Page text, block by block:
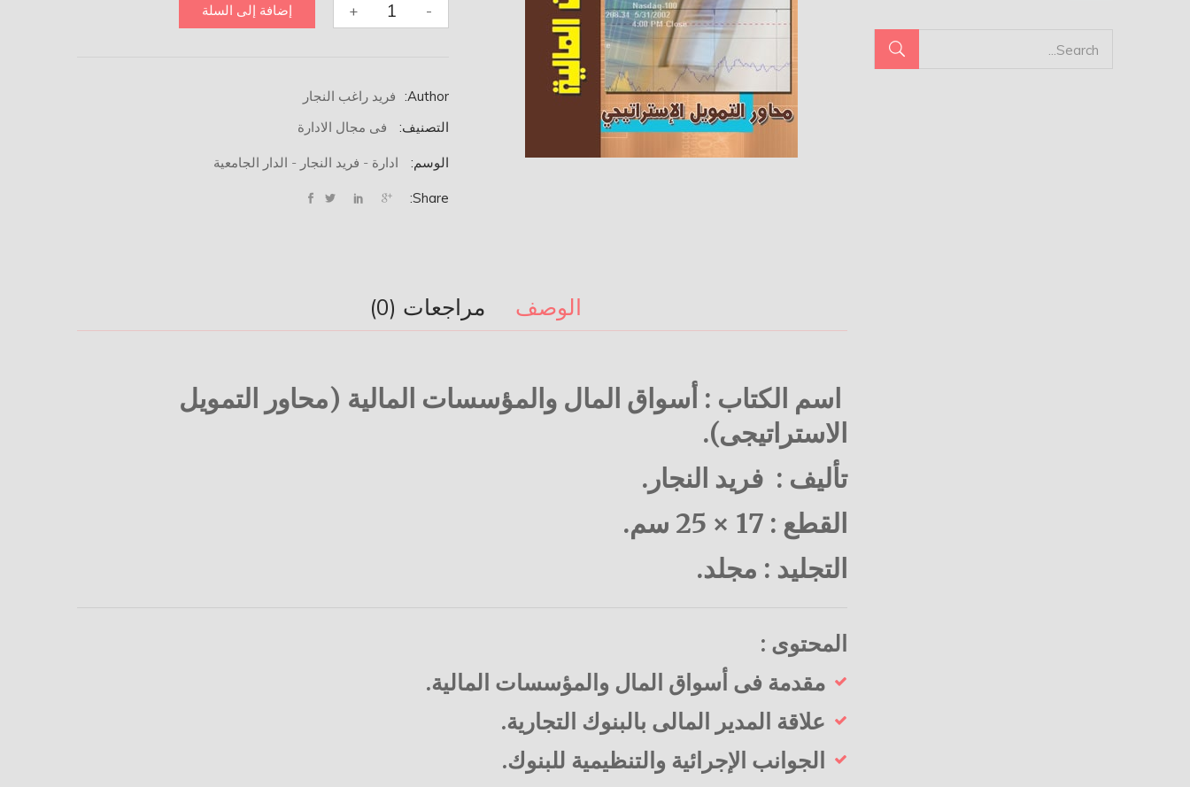
+
أسواق
المالية
- إضافة إلى السلة
Author:
فريد راغب النجار
التصنيف:
فى مجال الادارة
الوسم: ادارة - فريد النجار - الدار الجامعية
Share:
الوصف مراجعات (0)
اسم الكتاب : أسواق المال والمؤسسات المالية (محاور التمويل
الاستراتيجى).
تأليف : فريد النجار.
القطع : 17 × 25 سم.
التجليد : مجلد.
المحتوى :
مقدمة فى أسواق المال والمؤسسات المالية.
علاقة المدير المالى بالبنوك التجارية.
الجوانب الإجرائية والتنظيمية للبنوك.